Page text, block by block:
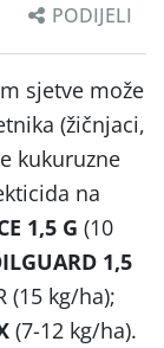
PODIJELI
sjetve može
(žičnjaci,
kukuruzne
na
1,5 G (10
1,5
(15 kg/ha);
(7-12 kg/ha).